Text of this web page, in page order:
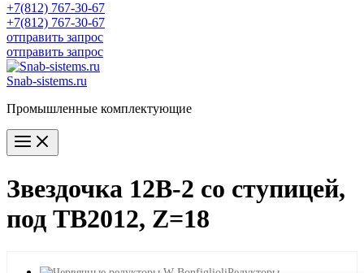
+7(812) 767-30-67
+7(812) 767-30-67
отправить запрос
отправить запрос
Snab-sistems.ru
Промышленные комплектующие
Main
Menu
Звездочка 12B-2 со ступицей,
под TB2012, Z=18